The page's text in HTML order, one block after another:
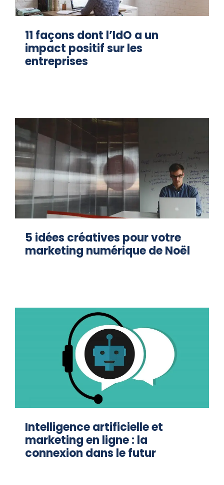
11 façons dont l’IdO a un
impact positif sur les
entreprises
5 idées créatives pour votre
marketing numérique de Noël
Intelligence artificielle et
marketing en ligne : la
connexion dans le futur